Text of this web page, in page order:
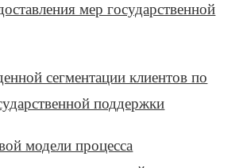
мер государственной
сегментации клиентов по
поддержки
модели процесса